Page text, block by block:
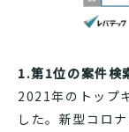
1.第1位の案件検
2021年のトップ
した。新型コロ